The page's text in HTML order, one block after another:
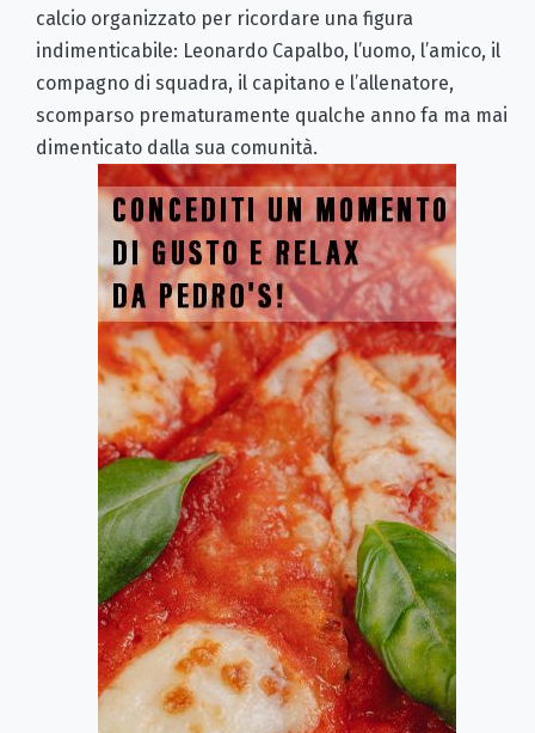
calcio organizzato per ricordare una figura
indimenticabile: Leonardo Capalbo, l’uomo, l’amico, il
compagno di squadra, il capitano e l’allenatore,
scomparso prematuramente qualche anno fa ma mai
dimenticato dalla sua comunità.